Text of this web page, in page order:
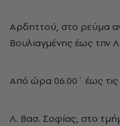
Αρδηττού, στο ρεύμα
Βουλιαγμένης έως την
Από ώρα 06.00΄ έως τις
Λ. Βασ. Σοφίας, στο